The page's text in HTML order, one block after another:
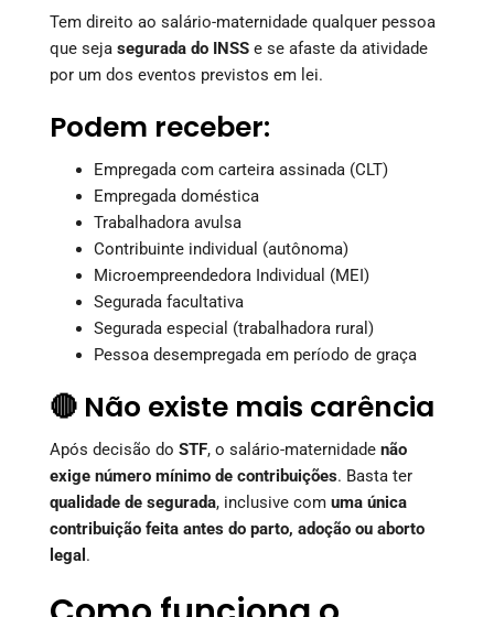
Tem direito ao salário-maternidade qualquer pessoa
que seja segurada do INSS e se afaste da atividade
por um dos eventos previstos em lei.
Podem receber:
Empregada com carteira assinada (CLT)
Empregada doméstica
Trabalhadora avulsa
Contribuinte individual (autônoma)
Microempreendedora Individual (MEI)
Segurada facultativa
Segurada especial (trabalhadora rural)
Pessoa desempregada em período de graça
🔴 Não existe mais carência
Após decisão do STF, o salário-maternidade não
exige número mínimo de contribuições. Basta ter
qualidade de segurada, inclusive com uma única
contribuição feita antes do parto, adoção ou aborto
legal .